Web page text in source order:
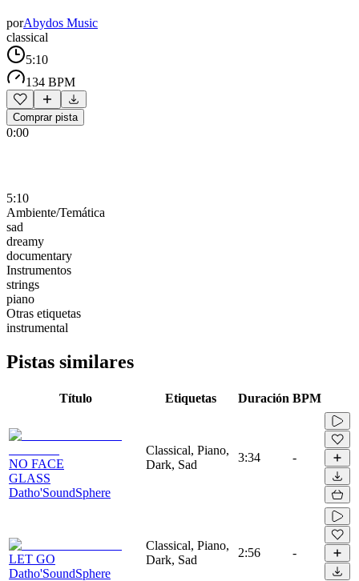
porAbydos Music
classical
5:10
134 BPM
Comprar pista
0:00
5:10
Ambiente/Temática
sad
dreamy
documentary
Instrumentos
strings
piano
Otras etiquetas
instrumental
Pistas similares
Título Etiquetas Duración BPM
NO FACE
GLASS
Datho'SoundSphere
Classical, Piano,
Dark, Sad
3:34 -
LET GO
Datho'SoundSphere
Classical, Piano,
Dark, Sad
2:56 -